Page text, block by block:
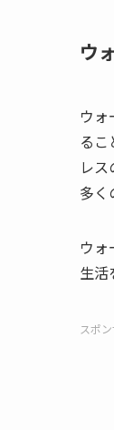
ウ
ウ
る
レ
多く
ウ
生活
スポ